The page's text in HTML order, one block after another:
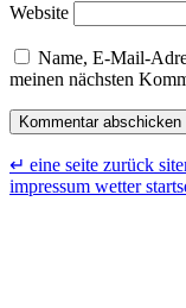
Website
Name, E-Mail-
meinen nächsten
↵ eine seite zurück
impressum wetter